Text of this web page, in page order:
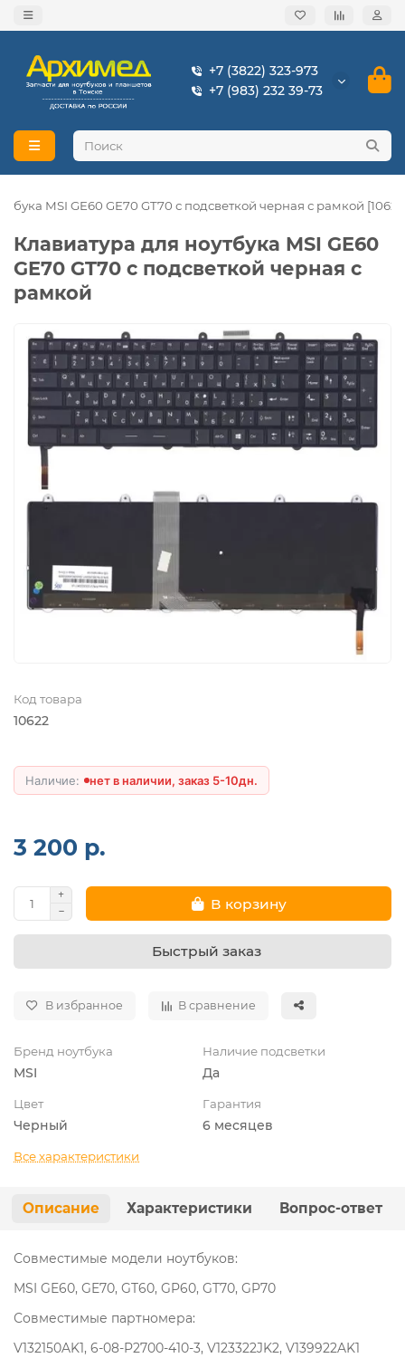
+7 (3822) 323-973
+7 (983) 232 39-73
MSI GE60 GE70 GT70 с подсветкой черная с рамкой
Клавиатура для ноутбука MSI GE60
GE70 GT70 с подсветкой черная с
рамкой
Код товара
10622
нет в наличии, заказ 5-10дн.
3 200 р.
В корзину
Быстрый заказ
В избранное В сравнение
Бренд ноутбука
MSI
Наличие подсветки
Да
Цвет
Черный
Гарантия
6 месяцев
Все характеристики
Описание Характеристики Вопрос-ответ
Совместимые модели ноутбуков:
MSI GE60, GE70, GT60, GP60, GT70, GP70
Совместимые партномера:
V132150AK1, 6-08-P2700-410-3, V123322JK2, V139922AK1